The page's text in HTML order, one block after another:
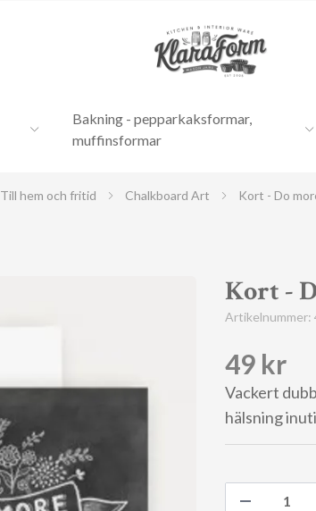
Bakning - pepparkaksformar,
muffinsformar
Till hem och fritid Chalkboard Art Kort - Do
Kort -
Artikelnummer:
49 kr
Vackert
hälsning